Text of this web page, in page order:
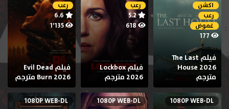
اكشن
رعب
غموض
فيلم The Last
House 2026
مترجم
رعب
5.2
618
فيلم Lockbox
2026 مترجم
رعب
1٬135
فيلم Evil Dead
Burn 2026 مترجم
1080P WEB-DL
1080P WEB-DL
1080P WEB-DL